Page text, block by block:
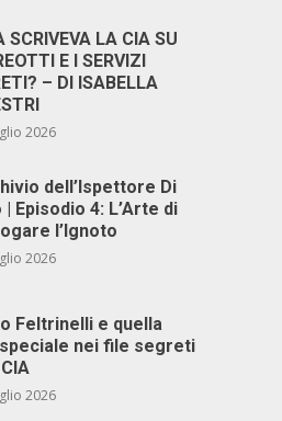
SCRIVEVA LA CIA SU
E I SERVIZI
– DI ISABELLA
2026
dell’Ispettore Di
| Episodio 4: L’Arte di
l’Ignoto
2026
Feltrinelli e quella
nei file segreti
2026